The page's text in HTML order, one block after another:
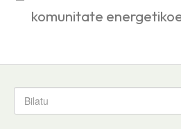
komunitate